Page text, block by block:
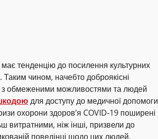
тенденцію до посилення культурних
чином, начебто доброякісні
з обмеженими можливостями та людей
для доступу до медичної допомоги
охорони здоров’я COVID-19 поширені
витратними, ніж інші, призвели до
поведінці щодо цих людей.